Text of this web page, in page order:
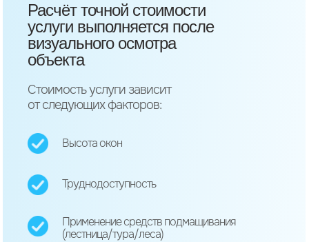
Расчёт точной стоимости
услуги выполняется после
визуального осмотра
объекта
Стоимость услуги зависит
от следующих факторов:
Высота окон
Труднодоступность
Применение средств подмащивания
(лестница/тура/леса)